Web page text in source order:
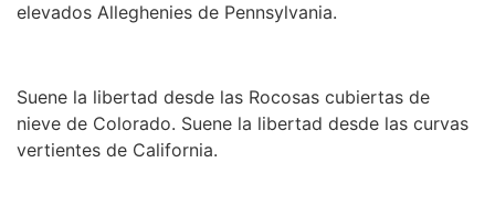
elevados Alleghenies de Pennsylvania.
Suene la libertad desde las Rocosas cubiertas de
nieve de Colorado. Suene la libertad desde las curvas
vertientes de California.